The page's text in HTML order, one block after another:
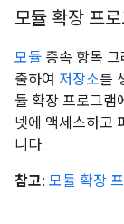
모듈 확장 프
모듈 종속 항목
출하여 저장소를
듈 확장 프로그램
넷에 액세스하고
니다.
참고: 모듈 확장